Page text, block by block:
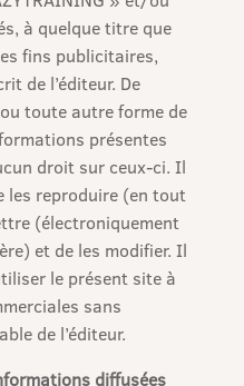
à quelque titre que
fins publicitaires,
de l’éditeur. De
toute autre forme de
présentes
droit sur ceux-ci. Il
reproduire (en tout
(électroniquement
et de les modifier. Il
le présent site à
sans
de l’éditeur.
diffusées